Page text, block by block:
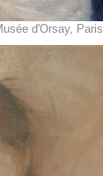
d'Orsay, Paris